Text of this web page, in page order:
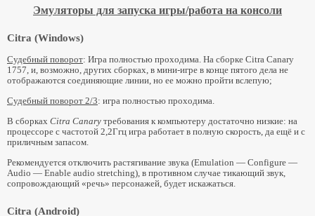
Эмуляторы для запуска игры/работа на консоли
Citra (Windows)
Судебный поворот: Игра полностью проходима. На сборке Citra Canary
1757, и, возможно, других сборках, в мини-игре в конце пятого дела не
отображаются соединяющие линии, но ее можно пройти вслепую;
Судебный поворот 2/3: игра полностью проходима.
В сборках Citra Сanary требования к компьютеру достаточно низкие: на
процессоре с частотой 2,2Ггц игра работает в полную скорость, да ещё и с
приличным запасом.
Рекомендуется отключить растягивание звука (Emulation — Configure —
Audio — Enable audio stretching), в противном случае тикающий звук,
сопровождающий «речь» персонажей, будет искажаться.
Citra (Android)